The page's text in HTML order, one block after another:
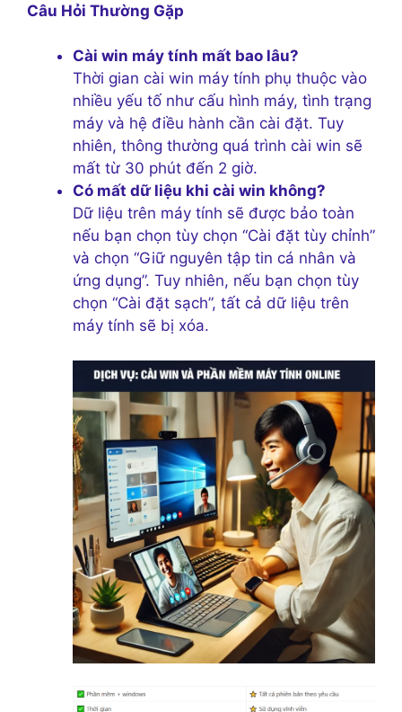
Câu Hỏi Thường Gặp
Cài win máy tính mất bao lâu?
Thời gian cài win máy tính phụ thuộc vào
nhiều yếu tố như cấu hình máy, tình trạng
máy và hệ điều hành cần cài đặt. Tuy
nhiên, thông thường quá trình cài win sẽ
mất từ 30 phút đến 2 giờ.
Có mất dữ liệu khi cài win không?
Dữ liệu trên máy tính sẽ được bảo toàn
nếu bạn chọn tùy chọn “Cài đặt tùy chỉnh”
và chọn “Giữ nguyên tập tin cá nhân và
ứng dụng”. Tuy nhiên, nếu bạn chọn tùy
chọn “Cài đặt sạch”, tất cả dữ liệu trên
máy tính sẽ bị xóa.